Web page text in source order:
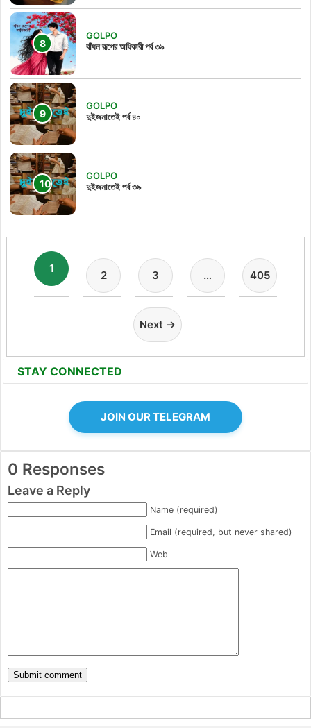
GOLPO
বাঁধন রূপের অধিকারী পর্ব ৩৯
GOLPO
দুইজনাতেই পর্ব ৪০
GOLPO
দুইজনাতেই পর্ব ৩৯
1
2 3 … 405
Next →
STAY CONNECTED
JOIN OUR TELEGRAM
0 Responses
Leave a Reply
Name (required)
Email (required, but never shared)
Web